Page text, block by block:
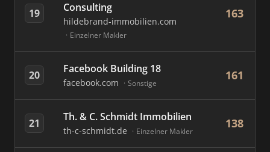
19
Consulting
hildebrand-immobilien.com
Einzelner Makler
163
20 Facebook Building 18
facebook.com Sonstige
161
21 Th. & C. Schmidt Immobilien
th-c-schmidt.de Einzelner Makler
138